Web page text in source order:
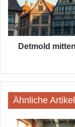
Residenzstadt
heute
tickt
Detmold
Ähnliche Artikel